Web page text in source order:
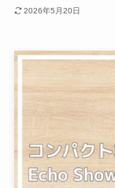
2026年5月20日